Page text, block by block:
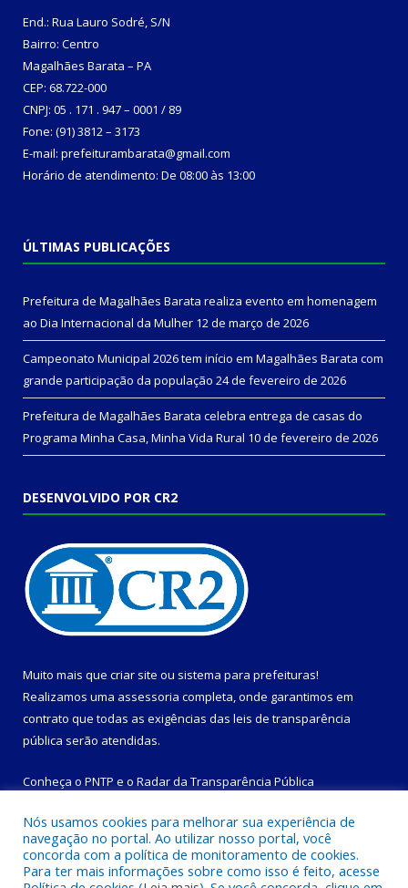
End.: Rua Lauro Sodré, S/N
Bairro: Centro
Magalhães Barata – PA
CEP: 68.722-000
CNPJ: 05 . 171 . 947 – 0001 / 89
Fone: (91) 3812 – 3173
E-mail: prefeiturambarata@gmail.com
Horário de atendimento: De 08:00 às 13:00
ÚLTIMAS PUBLICAÇÕES
Prefeitura de Magalhães Barata realiza evento em homenagem
ao Dia Internacional da Mulher 12 de março de 2026
Campeonato Municipal 2026 tem início em Magalhães Barata com
grande participação da população 24 de fevereiro de 2026
Prefeitura de Magalhães Barata celebra entrega de casas do
Programa Minha Casa, Minha Vida Rural 10 de fevereiro de 2026
DESENVOLVIDO POR CR2
Muito mais que criar site ou sistema para prefeituras!
Realizamos uma assessoria completa, onde garantimos em
contrato que todas as exigências das leis de transparência
pública serão atendidas.
Conheça o PNTP e o Radar da Transparência Pública
Todos os direitos reservados a Prefeitura Municipal de
Nós usamos cookies para melhorar sua experiência de
navegação no portal. Ao utilizar nosso portal, você
concorda com a política de monitoramento de cookies.
Para ter mais informações sobre como isso é feito, acesse